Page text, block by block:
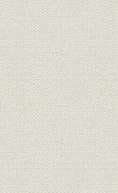
営委託と積極経営
委託
転換
開発と無線部門への進出
場の競争と協調